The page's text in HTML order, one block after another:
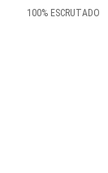
100% ESCRUTADO